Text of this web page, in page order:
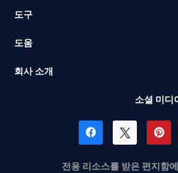
도구
도움
회사 소개
소셜 미디
전용 리소스를 받은 편지함